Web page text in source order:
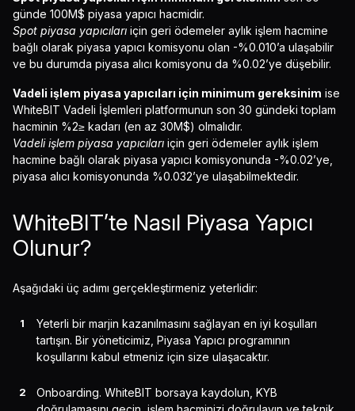
günde 100M$ piyasa yapıcı hacmidir.
Spot piyasa yapıcıları için geri ödemeler aylık işlem hacmine
bağlı olarak piyasa yapıcı komisyonu olan -%0.010’a ulaşabilir
ve bu durumda piyasa alıcı komisyonu da %0.02’ye düşebilir.
Vadeli işlem piyasa yapıcıları için minimum gereksinim ise
WhiteBIT Vadeli İşlemleri platformunun son 30 gündeki toplam
hacminin %2≥ kadarı (en az 30M$) olmalıdır.
Vadeli işlem piyasa yapıcıları için geri ödemeler aylık işlem
hacmine bağlı olarak piyasa yapıcı komisyonunda -%0.02’ye,
piyasa alıcı komisyonunda %0.032’ye ulaşabilmektedir.
WhiteBIT’te Nasıl Piyasa Yapıcı
Olunur?
Aşağıdaki üç adımı gerçekleştirmeniz yeterlidir:
Yeterli bir marjin kazanılmasını sağlayan en iyi koşulları
tartışın. Bir yöneticimiz, Piyasa Yapıcı programının
koşullarını kabul etmeniz için size ulaşacaktır.
Onboarding. WhiteBIT borsaya kaydolun, KYB